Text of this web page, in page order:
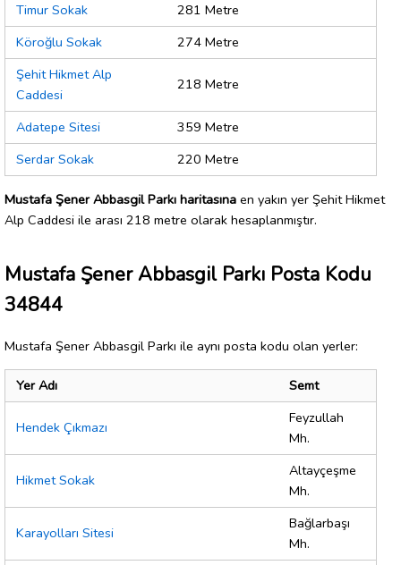
Timur Sokak
281 Metre
Köroğlu Sokak
274 Metre
Şehit Hikmet Alp
Caddesi
218 Metre
Adatepe Sitesi
359 Metre
Serdar Sokak
220 Metre
Mustafa Şener Abbasgil Parkı haritasına en yakın yer Şehit Hikmet
Alp Caddesi ile arası 218 metre olarak hesaplanmıştır.
Mustafa Şener Abbasgil Parkı Posta Kodu
34844
Mustafa Şener Abbasgil Parkı ile aynı posta kodu olan yerler:
Yer Adı Semt
Hendek Çıkmazı
Feyzullah
Mh.
Hikmet Sokak
Altayçeşme
Mh.
Karayolları Sitesi
Bağlarbaşı
Mh.